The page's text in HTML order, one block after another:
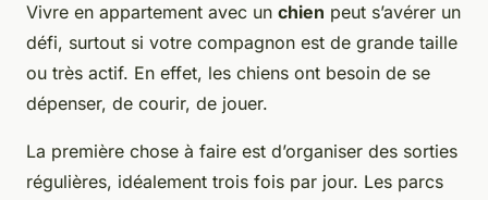
Vivre en appartement avec un chien peut s’avérer un
défi, surtout si votre compagnon est de grande taille
ou très actif. En effet, les chiens ont besoin de se
dépenser, de courir, de jouer.
La première chose à faire est d’organiser des sorties
régulières, idéalement trois fois par jour. Les parcs